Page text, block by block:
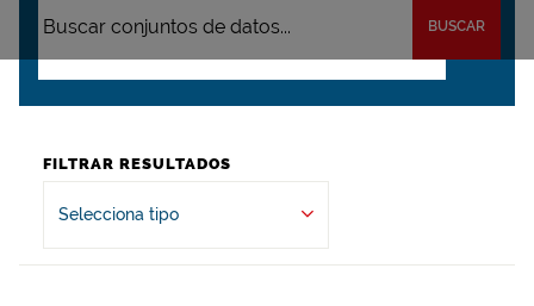
BUSCAR
FILTRAR RESULTADOS
Selecciona tipo